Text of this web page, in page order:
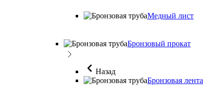
Медный лист
Бронзовый прокат
Назад
Бронзовая лента